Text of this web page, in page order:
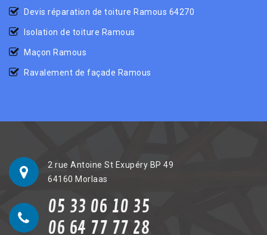
Devis réparation de toiture Ramous 64270
Isolation de toiture Ramous
Maçon Ramous
Ravalement de façade Ramous
2 rue Antoine St Exupéry BP 49
64160 Morlaas
05 33 06 10 35
06 64 77 77 28